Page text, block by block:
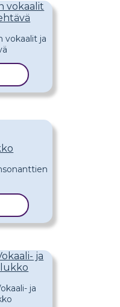
vokaalit
ja